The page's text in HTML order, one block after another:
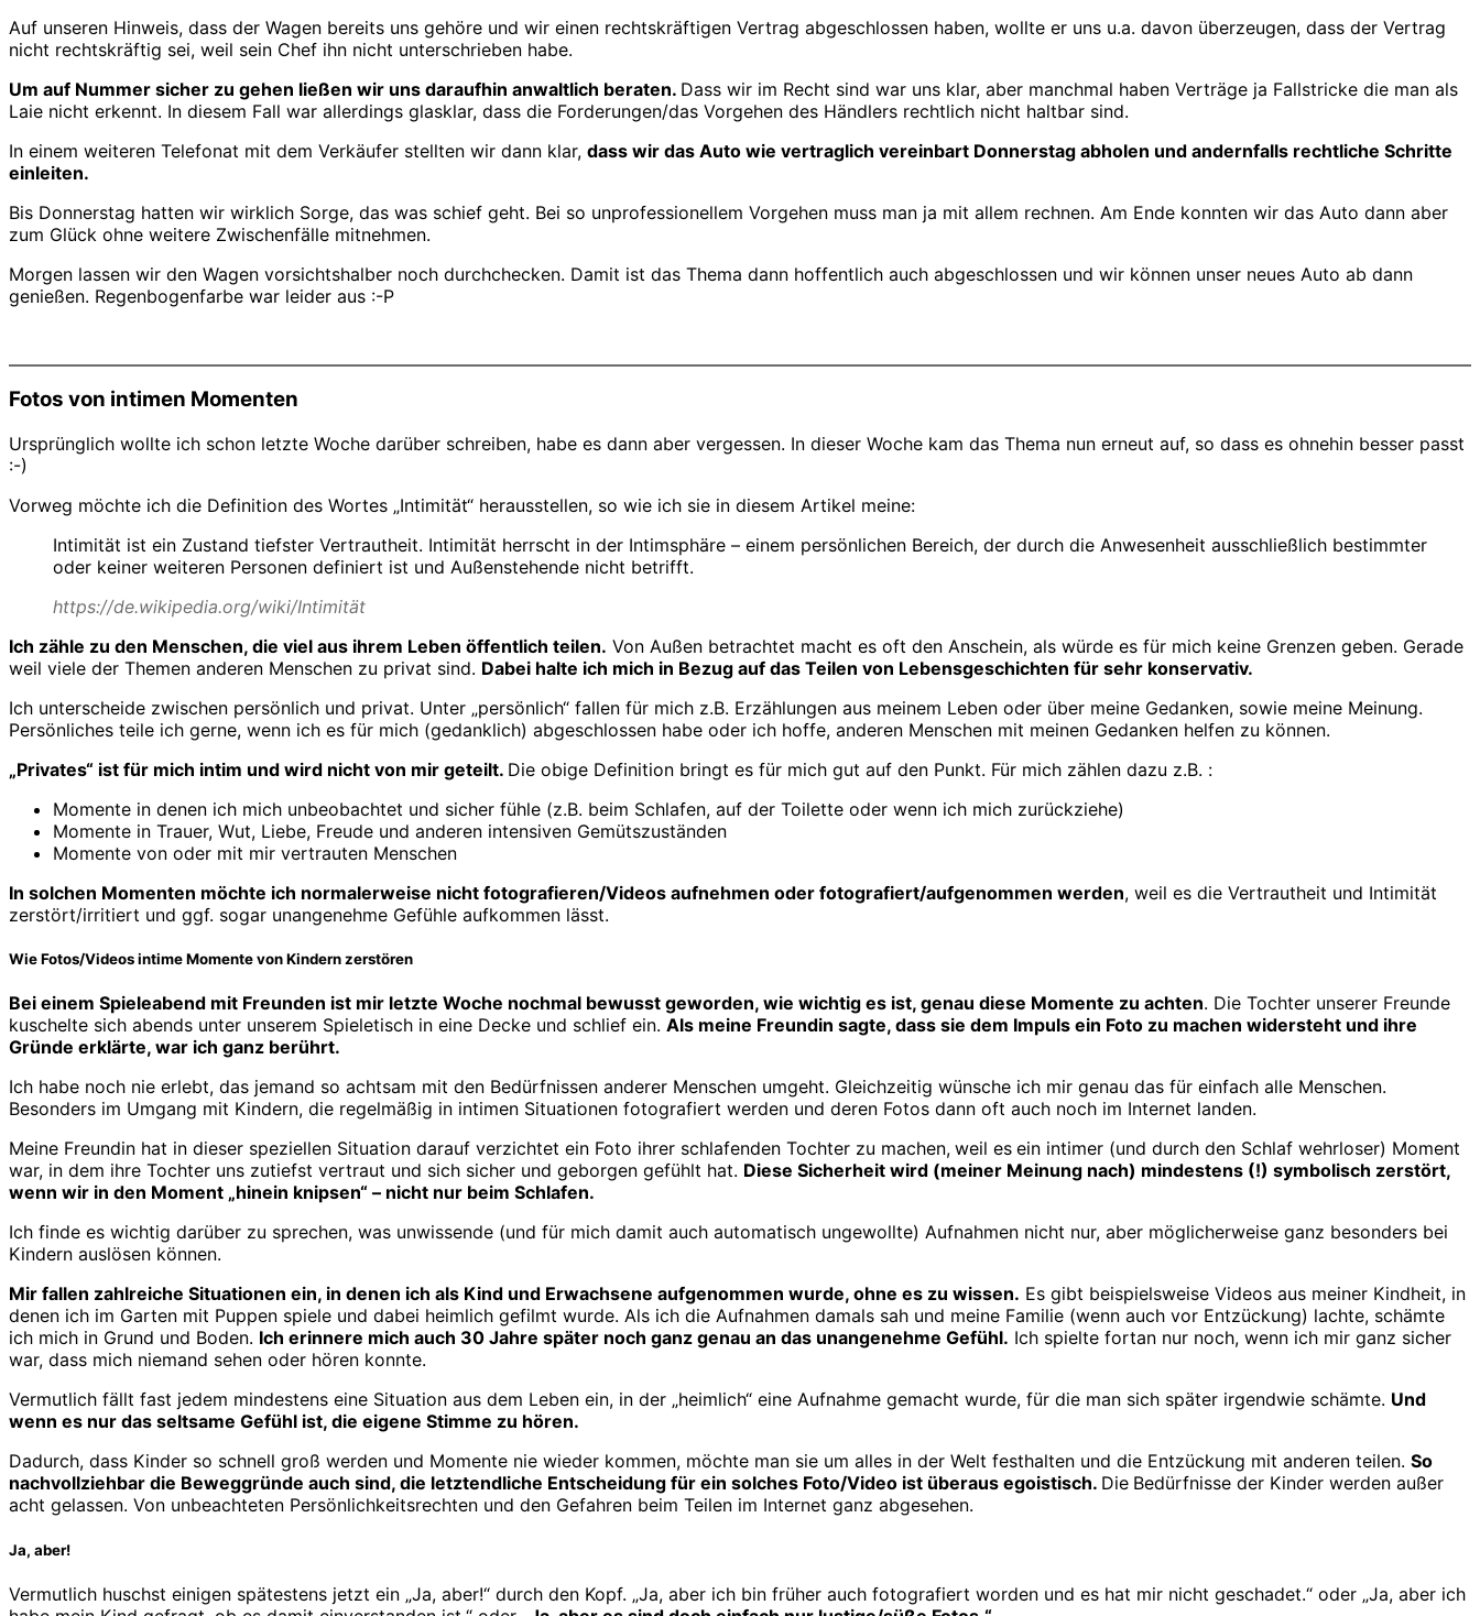
Auf unseren Hinweis, dass der Wagen bereits uns gehöre und wir einen rechtskräftigen Vertrag abgeschlossen haben, wollte er uns u.a. davon überzeugen, dass der Vertrag
nicht rechtskräftig sei, weil sein Chef ihn nicht unterschrieben habe.
Um auf Nummer sicher zu gehen ließen wir uns daraufhin anwaltlich beraten. Dass wir im Recht sind war uns klar, aber manchmal haben Verträge ja Fallstricke die man als
Laie nicht erkennt. In diesem Fall war allerdings glasklar, dass die Forderungen/das Vorgehen des Händlers rechtlich nicht haltbar sind.
In einem weiteren Telefonat mit dem Verkäufer stellten wir dann klar, dass wir das Auto wie vertraglich vereinbart Donnerstag abholen und andernfalls rechtliche Schritte
einleiten.
Bis Donnerstag hatten wir wirklich Sorge, das was schief geht. Bei so unprofessionellem Vorgehen muss man ja mit allem rechnen. Am Ende konnten wir das Auto dann aber
zum Glück ohne weitere Zwischenfälle mitnehmen.
Morgen lassen wir den Wagen vorsichtshalber noch durchchecken. Damit ist das Thema dann hoffentlich auch abgeschlossen und wir können unser neues Auto ab dann
genießen. Regenbogenfarbe war leider aus :-P
Fotos von intimen Momenten
Ursprünglich wollte ich schon letzte Woche darüber schreiben, habe es dann aber vergessen. In dieser Woche kam das Thema nun erneut auf, so dass es ohnehin besser passt
:-)
Vorweg möchte ich die Definition des Wortes „Intimität“ herausstellen, so wie ich sie in diesem Artikel meine:
Intimität ist ein Zustand tiefster Vertrautheit. Intimität herrscht in der Intimsphäre – einem persönlichen Bereich, der durch die Anwesenheit ausschließlich bestimmter
oder keiner weiteren Personen definiert ist und Außenstehende nicht betrifft.
https://de.wikipedia.org/wiki/Intimität
Ich zähle zu den Menschen, die viel aus ihrem Leben öffentlich teilen. Von Außen betrachtet macht es oft den Anschein, als würde es für mich keine Grenzen geben. Gerade
weil viele der Themen anderen Menschen zu privat sind. Dabei halte ich mich in Bezug auf das Teilen von Lebensgeschichten für sehr konservativ.
Ich unterscheide zwischen persönlich und privat. Unter „persönlich“ fallen für mich z.B. Erzählungen aus meinem Leben oder über meine Gedanken, sowie meine Meinung.
Persönliches teile ich gerne, wenn ich es für mich (gedanklich) abgeschlossen habe oder ich hoffe, anderen Menschen mit meinen Gedanken helfen zu können.
„Privates“ ist für mich intim und wird nicht von mir geteilt. Die obige Definition bringt es für mich gut auf den Punkt. Für mich zählen dazu z.B. :
Momente in denen ich mich unbeobachtet und sicher fühle (z.B. beim Schlafen, auf der Toilette oder wenn ich mich zurückziehe)
Momente in Trauer, Wut, Liebe, Freude und anderen intensiven Gemütszuständen
Momente von oder mit mir vertrauten Menschen
In solchen Momenten möchte ich normalerweise nicht fotografieren/Videos aufnehmen oder fotografiert/aufgenommen werden, weil es die Vertrautheit und Intimität
zerstört/irritiert und ggf. sogar unangenehme Gefühle aufkommen lässt.
Wie Fotos/Videos intime Momente von Kindern zerstören
Bei einem Spieleabend mit Freunden ist mir letzte Woche nochmal bewusst geworden, wie wichtig es ist, genau diese Momente zu achten. Die Tochter unserer Freunde
kuschelte sich abends unter unserem Spieletisch in eine Decke und schlief ein. Als meine Freundin sagte, dass sie dem Impuls ein Foto zu machen widersteht und ihre
Gründe erklärte, war ich ganz berührt.
Ich habe noch nie erlebt, das jemand so achtsam mit den Bedürfnissen anderer Menschen umgeht. Gleichzeitig wünsche ich mir genau das für einfach alle Menschen.
Besonders im Umgang mit Kindern, die regelmäßig in intimen Situationen fotografiert werden und deren Fotos dann oft auch noch im Internet landen.
Meine Freundin hat in dieser speziellen Situation darauf verzichtet ein Foto ihrer schlafenden Tochter zu machen, weil es ein intimer (und durch den Schlaf wehrloser) Moment
war, in dem ihre Tochter uns zutiefst vertraut und sich sicher und geborgen gefühlt hat. Diese Sicherheit wird (meiner Meinung nach) mindestens (!) symbolisch zerstört,
wenn wir in den Moment „hinein knipsen“ – nicht nur beim Schlafen.
Ich finde es wichtig darüber zu sprechen, was unwissende (und für mich damit auch automatisch ungewollte) Aufnahmen nicht nur, aber möglicherweise ganz besonders bei
Kindern auslösen können.
Mir fallen zahlreiche Situationen ein, in denen ich als Kind und Erwachsene aufgenommen wurde, ohne es zu wissen. Es gibt beispielsweise Videos aus meiner Kindheit, in
denen ich im Garten mit Puppen spiele und dabei heimlich gefilmt wurde. Als ich die Aufnahmen damals sah und meine Familie (wenn auch vor Entzückung) lachte, schämte
ich mich in Grund und Boden. Ich erinnere mich auch 30 Jahre später noch ganz genau an das unangenehme Gefühl. Ich spielte fortan nur noch, wenn ich mir ganz sicher
war, dass mich niemand sehen oder hören konnte.
Vermutlich fällt fast jedem mindestens eine Situation aus dem Leben ein, in der „heimlich“ eine Aufnahme gemacht wurde, für die man sich später irgendwie schämte. Und
wenn es nur das seltsame Gefühl ist, die eigene Stimme zu hören.
Dadurch, dass Kinder so schnell groß werden und Momente nie wieder kommen, möchte man sie um alles in der Welt festhalten und die Entzückung mit anderen teilen. So
nachvollziehbar die Beweggründe auch sind, die letztendliche Entscheidung für ein solches Foto/Video ist überaus egoistisch. Die Bedürfnisse der Kinder werden außer
acht gelassen. Von unbeachteten Persönlichkeitsrechten und den Gefahren beim Teilen im Internet ganz abgesehen.
Ja, aber!
Vermutlich huschst einigen spätestens jetzt ein „Ja, aber!“ durch den Kopf. „Ja, aber ich bin früher auch fotografiert worden und es hat mir nicht geschadet.“ oder „Ja, aber ich